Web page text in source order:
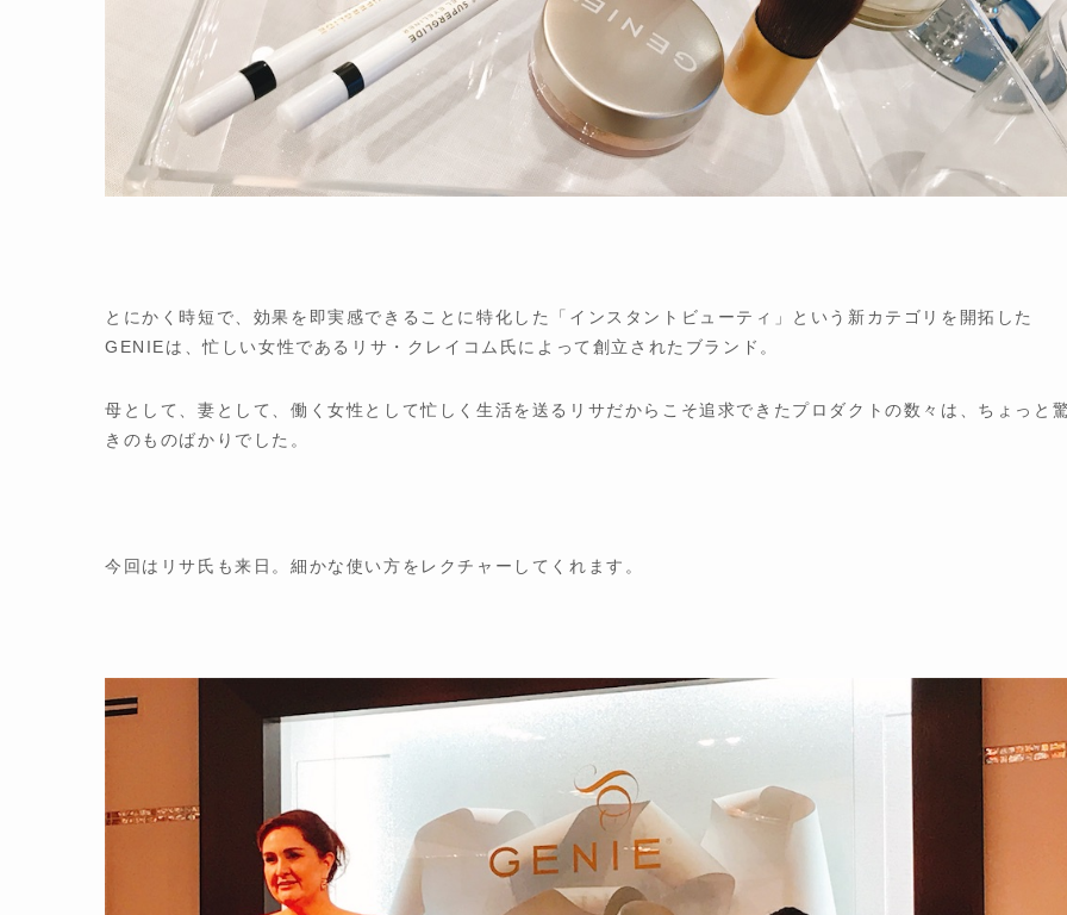
とにかく時短で、効果を即実感できることに特化した「インスタントビューティ」という新カテゴリを開拓した
GENIEは、忙しい女性であるリサ・クレイコム氏によって創立されたブランド。
母として、妻として、働く女性として忙しく生活を送るリサだからこそ追求できたプロダクトの数々は、ちょっと
きのものばかりでした。
今回はリサ氏も来日。細かな使い方をレクチャーしてくれます。